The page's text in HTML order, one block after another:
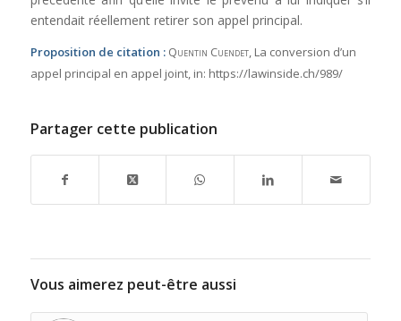
entendait réellement retirer son appel principal.
Proposition de citation : Quentin Cuendet, La conversion d’un
appel principal en appel joint, in: https://lawinside.ch/989/
Partager cette publication
Vous aimerez peut-être aussi